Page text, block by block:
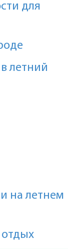
для
летний
на летнем